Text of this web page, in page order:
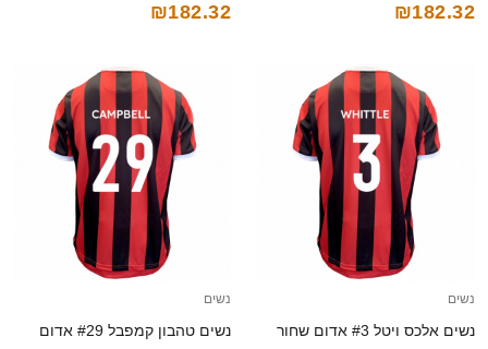
₪182.32
₪182.32
נשים
נשים אלכס ויטל #3 אדום שחור
נשים
נשים טהבון קמפבל #29 אדום